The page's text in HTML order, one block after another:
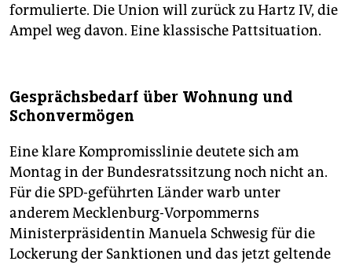
formulierte. Die Union will zurück zu Hartz IV, die
Ampel weg davon. Eine klassische Pattsituation.
Gesprächsbedarf über Wohnung und
Schonvermögen
Eine klare Kompromisslinie deutete sich am
Montag in der Bundesratssitzung noch nicht an.
Für die SPD-geführten Länder warb unter
anderem Mecklenburg-Vorpommerns
Ministerpräsidentin Manuela Schwesig für die
Lockerung der Sanktionen und das jetzt geltende